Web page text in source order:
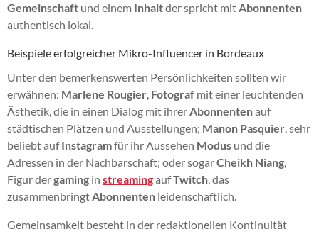
Gemeinschaft und einem Inhaltder spricht mitAbonnenten
authentisch lokal.
Beispiele erfolgreicher Mikro-Influencer in Bordeaux
Unter den bemerkenswerten Persönlichkeiten sollten wir
erwähnen: Marlene Rougier, Fotograf mit einer leuchtenden
Ästhetik, die in einen Dialog mit ihrerAbonnentenauf
städtischen Plätzen und Ausstellungen; Manon Pasquier, sehr
beliebt aufInstagramfür ihr Aussehen Modus und die
Adressen in der Nachbarschaft; oder sogarCheikh Niang,
Figur dergaming in streamingaufTwitch, das
zusammenbringtAbonnenten leidenschaftlich.
Gemeinsamkeit besteht in der redaktionellen Kontinuität